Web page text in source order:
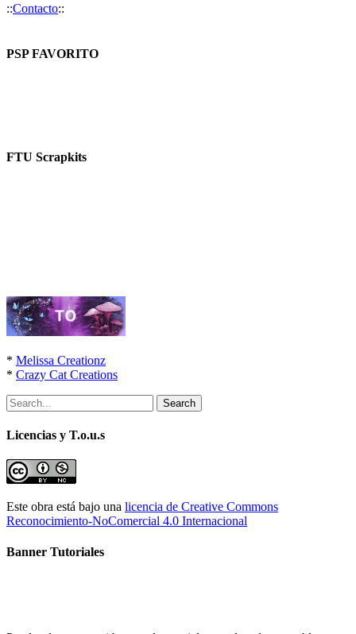
::Contacto::
PSP FAVORITO
FTU Scrapkits
* Melissa Creationz
* Crazy Cat Creations
Search
Licencias y T.o.u.s
Este obra está bajo una licencia de Creative Commons
Reconocimiento-NoComercial 4.0 Internacional
Banner Tutoriales